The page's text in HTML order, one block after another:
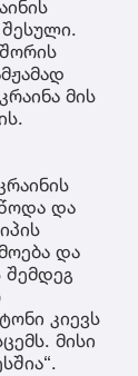
მის
და
და
შემდეგ
კიევს
მისი